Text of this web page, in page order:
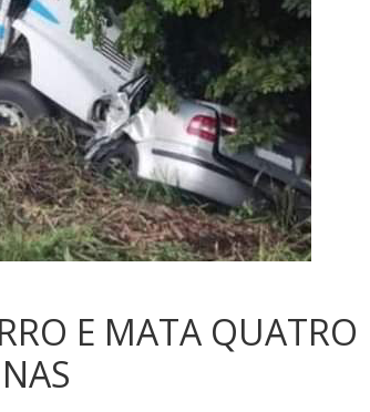
E MATA QUATRO